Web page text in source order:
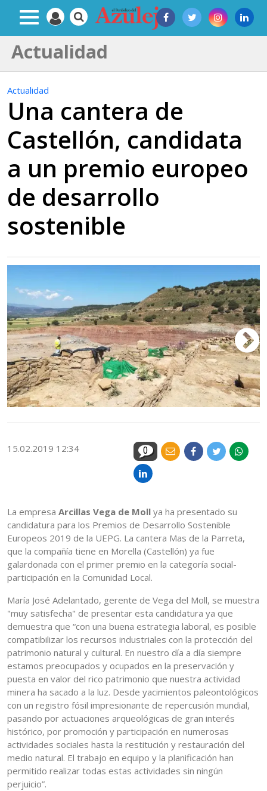
Actualidad
Actualidad
Una cantera de
Castellón, candidata
a un premio europeo
de desarrollo
sostenible
15.02.2019 12:34 0
La empresa Arcillas Vega de Moll ya ha presentado su
candidatura para los Premios de Desarrollo Sostenible
Europeos 2019 de la UEPG. La cantera Mas de la Parreta,
que la compañía tiene en Morella (Castellón) ya fue
galardonada con el primer premio en la categoría social-
participación en la Comunidad Local.
María José Adelantado, gerente de Vega del Moll, se muestra
"muy satisfecha" de presentar esta candidatura ya que
demuestra que “con una buena estrategia laboral, es posible
compatibilizar los recursos industriales con la protección del
patrimonio natural y cultural. En nuestro día a día siempre
estamos preocupados y ocupados en la preservación y
puesta en valor del rico patrimonio que nuestra actividad
minera ha sacado a la luz. Desde yacimientos paleontológicos
con un registro fósil impresionante de repercusión mundial,
pasando por actuaciones arqueológicas de gran interés
histórico, por promoción y participación en numerosas
actividades sociales hasta la restitución y restauración del
medio natural. El trabajo en equipo y la planificación han
permitido realizar todas estas actividades sin ningún
perjuicio”.